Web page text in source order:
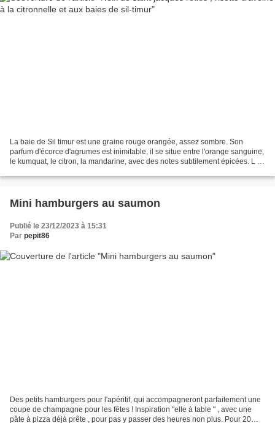
La baie de Sil timur est une graine rouge orangée, assez sombre. Son
parfum d'écorce d'agrumes est inimitable, il se situe entre l'orange sanguine,
le kumquat, le citron, la mandarine, avec des notes subtilement épicées. L a
Mini hamburgers au saumon
Publié le 23/12/2023 à 15:31
Par pepit86
Des petits hamburgers pour l'apéritif, qui accompagneront parfaitement une
coupe de champagne pour les fêtes ! Inspiration "elle à table " , avec une
pâte à pizza déjà prête , pour pas y passer des heures non plus. Pour 20